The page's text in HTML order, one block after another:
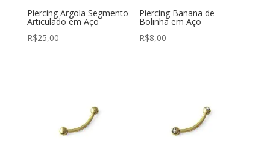
Piercing Argola Segmento
Articulado em Aço
R$25,00
Piercing Banana de
Bolinha em Aço
R$8,00